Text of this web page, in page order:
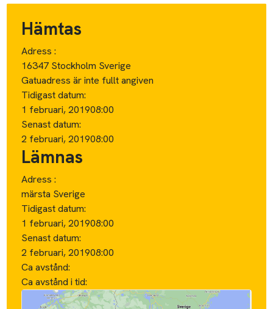
Hämtas
Adress :
16347 Stockholm Sverige
Gatuadress är inte fullt angiven
Tidigast datum:
1 februari, 201908:00
Senast datum:
2 februari, 201908:00
Lämnas
Adress :
märsta Sverige
Tidigast datum:
1 februari, 201908:00
Senast datum:
2 februari, 201908:00
Ca avstånd:
Ca avstånd i tid: